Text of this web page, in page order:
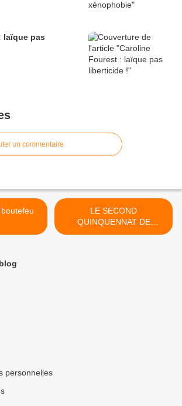
laïque pas
un commentaire
boutefeu
LE SECOND
QUINQUENNAT DE
NICOLAS >
personnelles